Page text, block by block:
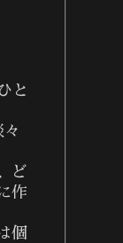
と
ど
作
個